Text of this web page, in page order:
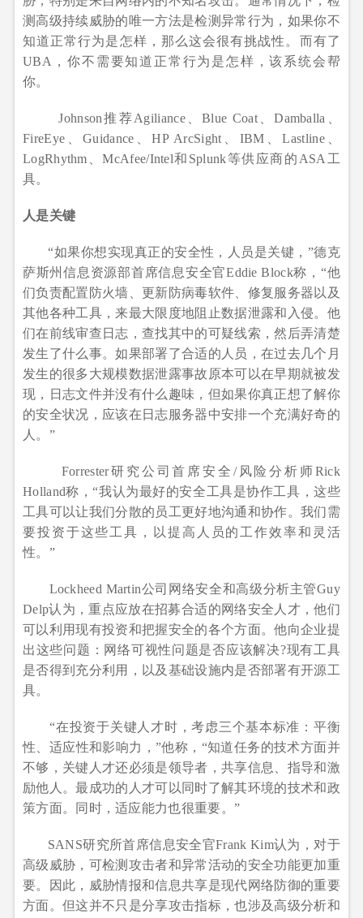
测高级持续威胁的唯一方法是检测异常行为，如果你不
知道正常行为是怎样，那么这会很有挑战性。而有了
UBA，你不需要知道正常行为是怎样，该系统会帮
你。
Johnson推荐Agiliance、Blue Coat、Damballa、
FireEye、Guidance、HP ArcSight、IBM、Lastline、
LogRhythm、McAfee/Intel和Splunk等供应商的ASA工
具。
人是关键
“如果你想实现真正的安全性，人员是关键，”德克
萨斯州信息资源部首席信息安全官Eddie Block称，“他
们负责配置防火墙、更新防病毒软件、修复服务器以及
其他各种工具，来最大限度地阻止数据泄露和入侵。他
们在前线审查日志，查找其中的可疑线索，然后弄清楚
发生了什么事。如果部署了合适的人员，在过去几个月
发生的很多大规模数据泄露事故原本可以在早期就被发
现，日志文件并没有什么趣味，但如果你真正想了解你
的安全状况，应该在日志服务器中安排一个充满好奇的
人。”
Forrester研究公司首席安全/风险分析师Rick
Holland称，“我认为最好的安全工具是协作工具，这些
工具可以让我们分散的员工更好地沟通和协作。我们需
要投资于这些工具，以提高人员的工作效率和灵活
性。”
Lockheed Martin公司网络安全和高级分析主管Guy
Delp认为，重点应放在招募合适的网络安全人才，他们
可以利用现有投资和把握安全的各个方面。他向企业提
出这些问题：网络可视性问题是否应该解决?现有工具
是否得到充分利用，以及基础设施内是否部署有开源工
具。
“在投资于关键人才时，考虑三个基本标准：平衡
性、适应性和影响力，”他称，“知道任务的技术方面并
不够，关键人才还必须是领导者，共享信息、指导和激
励他人。最成功的人才可以同时了解其环境的技术和政
策方面。同时，适应能力也很重要。”
SANS研究所首席信息安全官Frank Kim认为，对于
高级威胁，可检测攻击者和异常活动的安全功能更加重
要。因此，威胁情报和信息共享是现代网络防御的重要
方面。但这并不只是分享攻击指标，也涉及高级分析和